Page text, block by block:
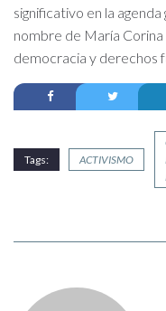
significativo en la
nombre de María
democracia y derechos
Tags: ACTIVISMO